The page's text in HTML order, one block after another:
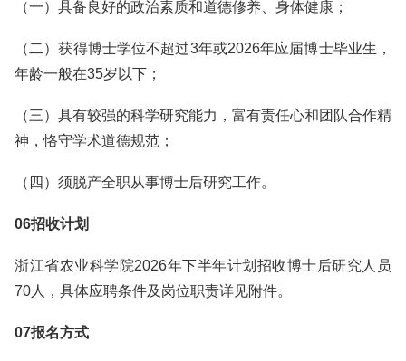
（一）具备良好的政治素质和道德修养、身体健康；
（二）获得博士学位不超过3年或2026年应届博士毕业生，
年龄一般在35岁以下；
（三）具有较强的科学研究能力，富有责任心和团队合作精
神，恪守学术道德规范；
（四）须脱产全职从事博士后研究工作。
06招收计划
浙江省农业科学院2026年下半年计划招收博士后研究人员
70人，具体应聘条件及岗位职责详见附件。
07报名方式